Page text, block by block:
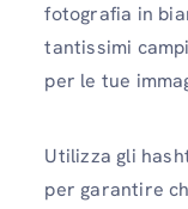
fotografia in
tantissimi
per le tue
Utilizza gli
per garantire